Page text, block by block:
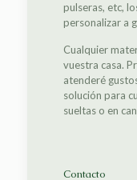
pulseras, etc,
personalizar a
Cualquier
vuestra casa.
atenderé
solución para
sueltas o en
Contacto